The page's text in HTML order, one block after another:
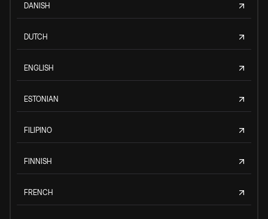
DANISH
DUTCH
ENGLISH
ESTONIAN
FILIPINO
FINNISH
FRENCH